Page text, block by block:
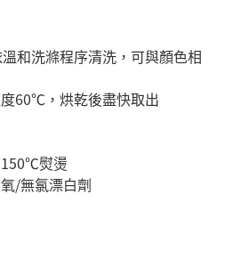
和洗滌程序清洗，可與顏色相
60℃，烘乾後盡快取出
150℃熨燙
/無氯漂白劑